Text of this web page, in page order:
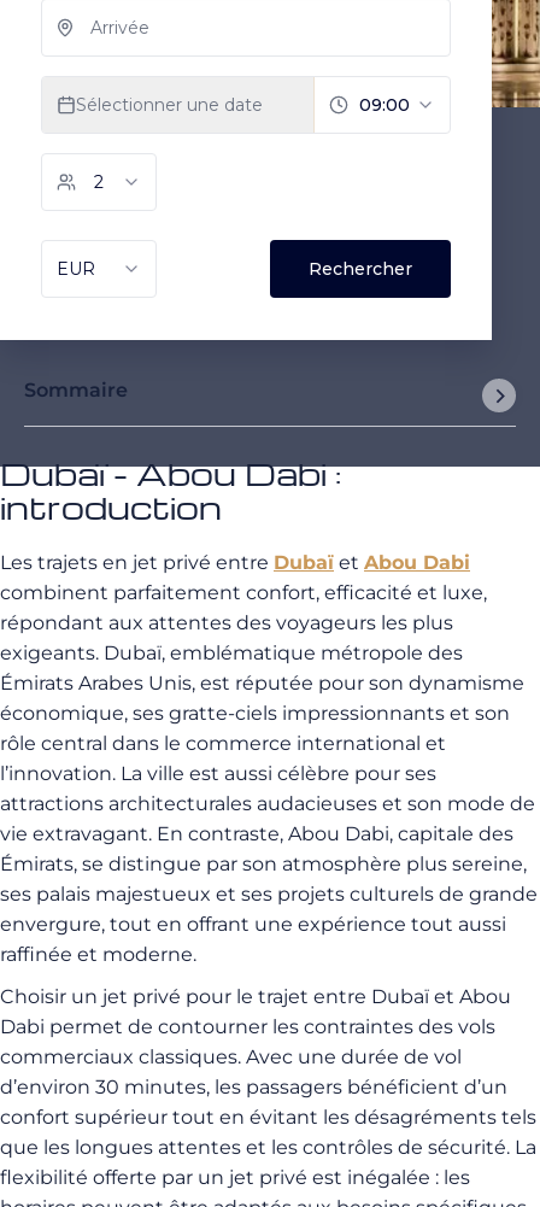
Sommaire
Dubaï - Abou Dabi :
introduction
Les trajets en jet privé entre Dubaï et Abou Dabi
combinent parfaitement confort, efficacité et luxe,
répondant aux attentes des voyageurs les plus
exigeants. Dubaï, emblématique métropole des
Émirats Arabes Unis, est réputée pour son dynamisme
économique, ses gratte-ciels impressionnants et son
rôle central dans le commerce international et
l’innovation. La ville est aussi célèbre pour ses
attractions architecturales audacieuses et son mode de
vie extravagant. En contraste, Abou Dabi, capitale des
Émirats, se distingue par son atmosphère plus sereine,
ses palais majestueux et ses projets culturels de grande
envergure, tout en offrant une expérience tout aussi
raffinée et moderne.
Choisir un jet privé pour le trajet entre Dubaï et Abou
Dabi permet de contourner les contraintes des vols
commerciaux classiques. Avec une durée de vol
d’environ 30 minutes, les passagers bénéficient d’un
confort supérieur tout en évitant les désagréments tels
que les longues attentes et les contrôles de sécurité. La
flexibilité offerte par un jet privé est inégalée : les